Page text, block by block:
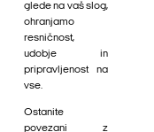
glede na vaš slog,
ohranjamo
resničnost,
udobje in
pripravljenost na
vse.
Ostanite
povezani z